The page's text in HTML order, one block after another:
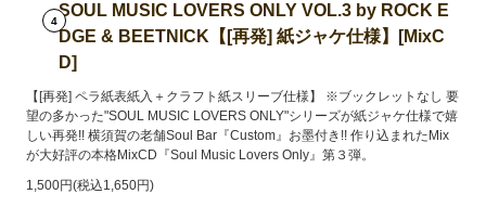
4
SOUL MUSIC LOVERS ONLY VOL.3 by ROCK E
DGE & BEETNICK【[再発] 紙ジャケ仕様】[MixC
D]
【[再発] ペラ紙表紙入＋クラフト紙スリーブ仕様】 ※ブックレットなし 要
望の多かった"SOUL MUSIC LOVERS ONLY"シリーズが紙ジャケ仕様で嬉
しい再発!! 横須賀の老舗Soul Bar『Custom』お墨付き!! 作り込まれたMix
が大好評の本格MixCD『Soul Music Lovers Only』第３弾。
1,500円(税込1,650円)